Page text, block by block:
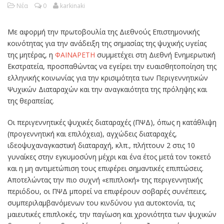
Νέα 0 karkinaki
Με αφορμή την πρωτοβουλία της Διεθνούς Επιστημονικής
κοινότητας για την ανάδειξη της σημασίας της ψυχικής υγείας
της μητέρας, η ΦΑΙΝΑΡΕΤΗ συμμετέχει στη Διεθνή Ενημερωτική
Εκστρατεία, προσπαθώντας να εγείρει την ευαισθητοποίηση της
ελληνικής κοινωνίας για την κρισιμότητα των Περιγεννητικών
Ψυχικών Διαταραχών και την αναγκαιότητα της πρόληψης και
της θεραπείας.
Οι περιγεννητικές ψυχικές διαταραχές (ΠΨΔ), όπως η κατάθλιψη
(προγεννητική και επιλόχεια), αγχώδεις διαταραχές,
ιδεοψυχαναγκαστική διαταραχή, κλπ., πλήττουν 2 στις 10
γυναίκες στην εγκυμοσύνη μέχρι και ένα έτος μετά τον τοκετό
και η μη αντιμετώπιση τους επιφέρει σημαντικές επιπτώσεις.
Αποτελώντας την πιο συχνή «επιπλοκή» της περιγεννητικής
περιόδου, οι ΠΨΔ μπορεί να επιφέρουν σοβαρές συνέπειες,
συμπεριλαμβανόμενων του κινδύνου για αυτοκτονία, τις
μαιευτικές επιπλοκές, την παγίωση και χρονιότητα των ψυχικών